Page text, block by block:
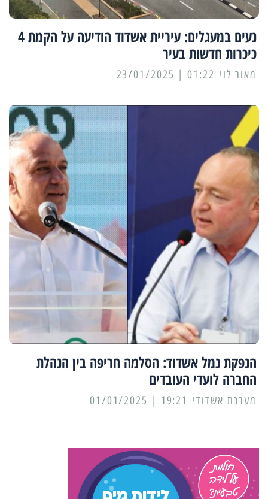
נעים במעגלים: עיריית אשדוד הודיעה על הקמת 4
כיכרות חדשות בעיר
מאור לוי 01:22 | 23/01/2025
הנפקת נמל אשדוד: הסלמה חריפה בין הנהלת
החברה לועדי העובדים
מערכת אשדודי 19:21 | 01/01/2025